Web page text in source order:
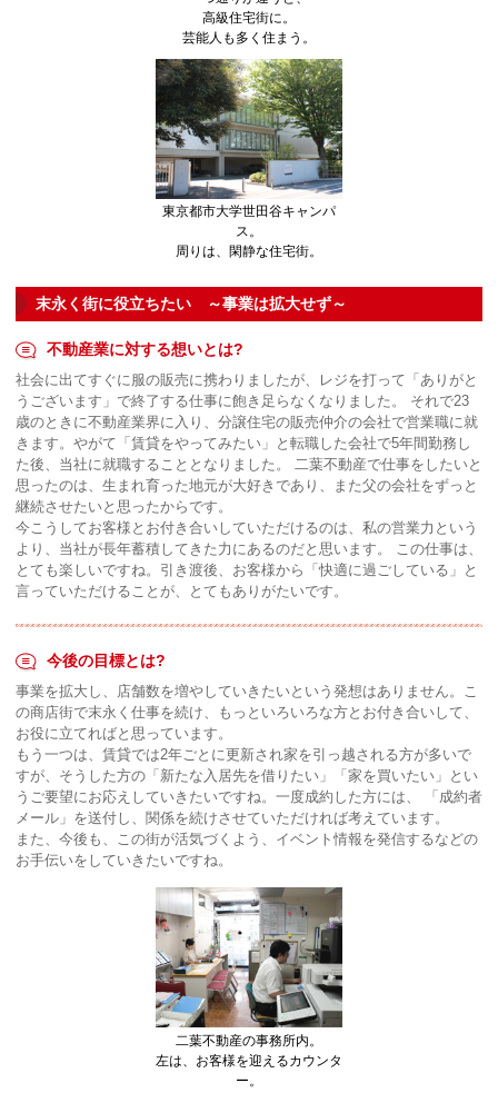
高級住宅街に。
芸能人も多く住まう。
東京都市大学世田谷キャンパ
ス。
周りは、閑静な住宅街。
末永く街に役立ちたい ～事業は拡大せず～
不動産業に対する想いとは?
社会に出てすぐに服の販売に携わりましたが、レジを打って「ありがと
うございます」で終了する仕事に飽き足らなくなりました。 それで23
歳のときに不動産業界に入り、分譲住宅の販売仲介の会社で営業職に就
きます。やがて「賃貸をやってみたい」と転職した会社で5年間勤務し
た後、当社に就職することとなりました。 二葉不動産で仕事をしたいと
思ったのは、生まれ育った地元が大好きであり、また父の会社をずっと
継続させたいと思ったからです。
今こうしてお客様とお付き合いしていただけるのは、私の営業力という
より、当社が長年蓄積してきた力にあるのだと思います。 この仕事は、
とても楽しいですね。引き渡後、お客様から「快適に過ごしている」と
言っていただけることが、とてもありがたいです。
今後の目標とは?
事業を拡大し、店舗数を増やしていきたいという発想はありません。こ
の商店街で末永く仕事を続け、もっといろいろな方とお付き合いして、
お役に立てればと思っています。
もう一つは、賃貸では2年ごとに更新され家を引っ越される方が多いで
すが、そうした方の「新たな入居先を借りたい」「家を買いたい」とい
うご要望にお応えしていきたいですね。一度成約した方には、 「成約者
メール」を送付し、関係を続けさせていただければ考えています。
また、今後も、この街が活気づくよう、イベント情報を発信するなどの
お手伝いをしていきたいですね。
二葉不動産の事務所内。
左は、お客様を迎えるカウンタ
ー。